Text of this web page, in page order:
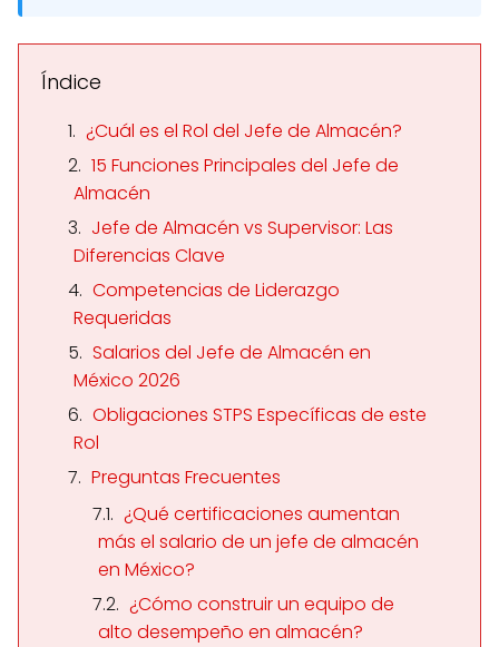
Índice
¿Cuál es el Rol del Jefe de Almacén?
15 Funciones Principales del Jefe de
Almacén
Jefe de Almacén vs Supervisor: Las
Diferencias Clave
Competencias de Liderazgo
Requeridas
Salarios del Jefe de Almacén en
México 2026
Obligaciones STPS Específicas de este
Rol
Preguntas Frecuentes
¿Qué certificaciones aumentan
más el salario de un jefe de almacén
en México?
¿Cómo construir un equipo de
alto desempeño en almacén?